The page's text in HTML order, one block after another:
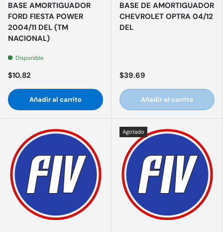
BASE AMORTIGUADOR
FORD FIESTA POWER
2004/11 DEL (TM
NACIONAL)
Disponible
$10.82
Añadir al carrito
BASE DE AMORTIGUADOR
CHEVROLET OPTRA 04/12
DEL
$39.69
Añadir al carrito
Agotado